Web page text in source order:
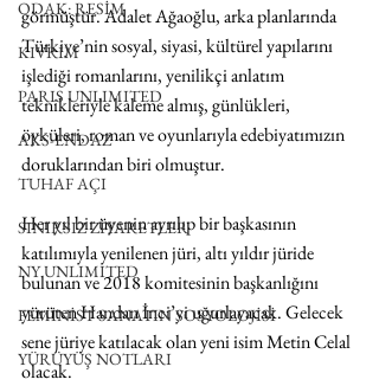
ODAK: RESİM
KIVRIM
PARIS UNLIMITED
AKS-ENDAZ
TUHAF AÇI
SINIRSIZ ZİYARETLER
NY UNLIMITED
FEMİNİST SANATIN SOSYOLOJİSİ
YÜRÜYÜŞ NOTLARI
görmüştür. Adalet Ağaoğlu, arka planlarında
Türkiye’nin sosyal, siyasi, kültürel yapılarını
işlediği romanlarını, yenilikçi anlatım
teknikleriyle kaleme almış, günlükleri,
öyküleri, roman ve oyunlarıyla edebiyatımızın
doruklarından biri olmuştur.
Her yıl bir üyenin ayrılıp bir başkasının
katılımıyla yenilenen jüri, altı yıldır jüride
bulunan ve 2018 komitesinin başkanlığını
yürüten Handan İnci’yi uğurlayacak. Gelecek
sene jüriye katılacak olan yeni isim Metin Celal
olacak.